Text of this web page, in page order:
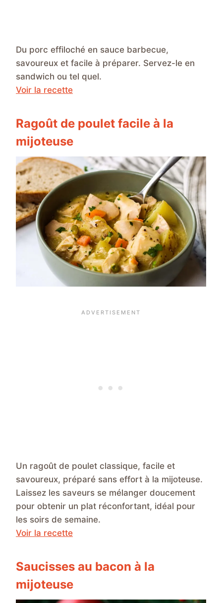
Du porc effiloché en sauce barbecue,
savoureux et facile à préparer. Servez-le en
sandwich ou tel quel.
Voir la recette
Ragoût de poulet facile à la
mijoteuse
Un ragoût de poulet classique, facile et
savoureux, préparé sans effort à la mijoteuse.
Laissez les saveurs se mélanger doucement
pour obtenir un plat réconfortant, idéal pour
les soirs de semaine.
Voir la recette
Saucisses au bacon à la
mijoteuse